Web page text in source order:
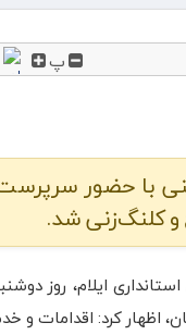
پ
با حضور
و کلنگ‌زنی شد.
ایلام، روز
اظهار کرد: اقدامات و